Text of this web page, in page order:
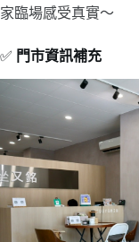
家臨場感受真實～
✅ 門市資訊補充